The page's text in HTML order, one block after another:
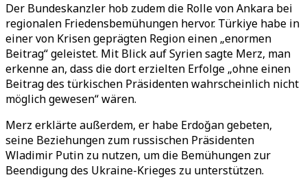
Der Bundeskanzler hob zudem die Rolle von Ankara bei
regionalen Friedensbemühungen hervor. Türkiye habe in
einer von Krisen geprägten Region einen „enormen
Beitrag“ geleistet. Mit Blick auf Syrien sagte Merz, man
erkenne an, dass die dort erzielten Erfolge „ohne einen
Beitrag des türkischen Präsidenten wahrscheinlich nicht
möglich gewesen“ wären.
Merz erklärte außerdem, er habe Erdoğan gebeten,
seine Beziehungen zum russischen Präsidenten
Wladimir Putin zu nutzen, um die Bemühungen zur
Beendigung des Ukraine-Krieges zu unterstützen.